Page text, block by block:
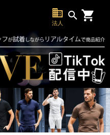
business
法人
search